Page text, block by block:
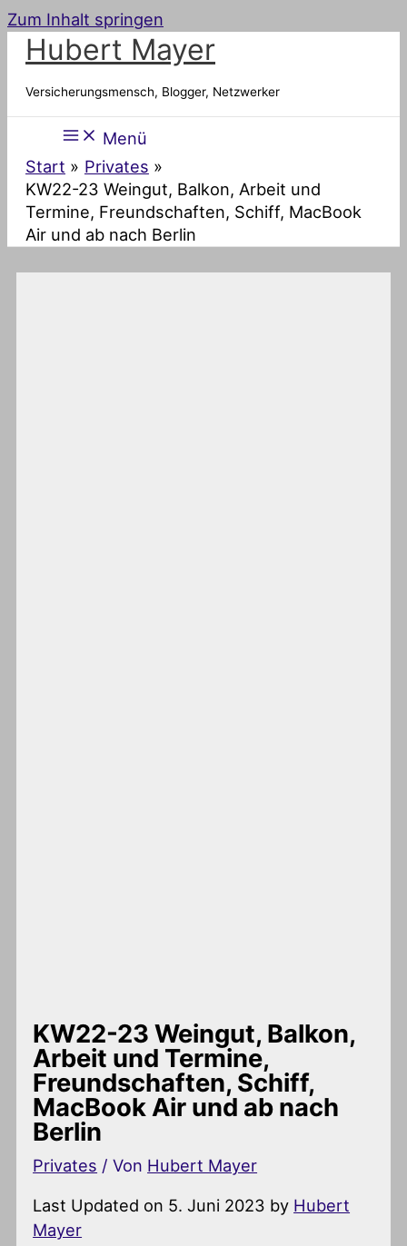
Zum Inhalt springen
Hubert Mayer
Versicherungsmensch, Blogger, Netzwerker
Menü
Start
Privates
KW22-23 Weingut, Balkon, Arbeit und
Termine, Freundschaften, Schiff, MacBook
Air und ab nach Berlin
KW22-23 Weingut, Balkon,
Arbeit und Termine,
Freundschaften, Schiff,
MacBook Air und ab nach
Berlin
Privates / Von Hubert Mayer
Last Updated on 5. Juni 2023 by Hubert
Mayer